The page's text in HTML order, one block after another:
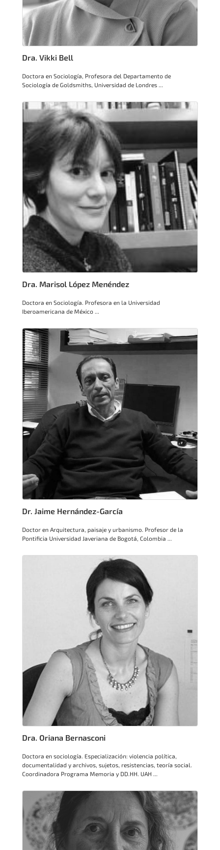
Dra. Vikki Bell
Doctora en Sociología, Profesora del Departamento de
Sociología de Goldsmiths, Universidad de Londres ...
Dra. Marisol López Menéndez
Doctora en Sociología. Profesora en la Universidad
Iberoamericana de México ...
Dr. Jaime Hernández-García
Doctor en Arquitectura, paisaje y urbanismo. Profesor de la
Pontificia Universidad Javeriana de Bogotá, Colombia ...
Dra. Oriana Bernasconi
Doctora en sociología. Especialización: violencia política,
documentalidad y archivos, sujetos, resistencias, teoría social.
Coordinadora Programa Memoria y DD.HH. UAH ...